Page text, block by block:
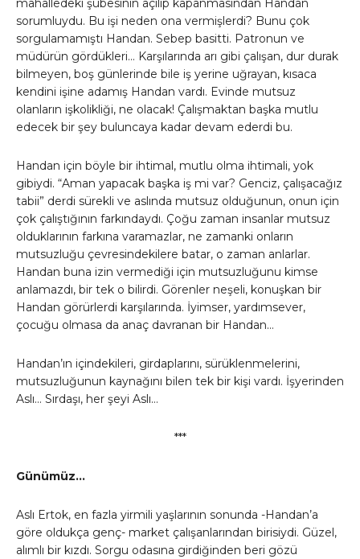
mahalledeki şubesinin açılıp kapanmasından Handan
sorumluydu. Bu işi neden ona vermişlerdi? Bunu çok
sorgulamamıştı Handan. Sebep basitti. Patronun ve
müdürün gördükleri… Karşılarında arı gibi çalışan, dur durak
bilmeyen, boş günlerinde bile iş yerine uğrayan, kısaca
kendini işine adamış Handan vardı. Evinde mutsuz
olanların işkolikliği, ne olacak! Çalışmaktan başka mutlu
edecek bir şey buluncaya kadar devam ederdi bu.
Handan için böyle bir ihtimal, mutlu olma ihtimali, yok
gibiydi. “Aman yapacak başka iş mi var? Genciz, çalışacağız
tabii” derdi sürekli ve aslında mutsuz olduğunun, onun için
çok çalıştığının farkındaydı. Çoğu zaman insanlar mutsuz
olduklarının farkına varamazlar, ne zamanki onların
mutsuzluğu çevresindekilere batar, o zaman anlarlar.
Handan buna izin vermediği için mutsuzluğunu kimse
anlamazdı, bir tek o bilirdi. Görenler neşeli, konuşkan bir
Handan görürlerdi karşılarında. İyimser, yardımsever,
çocuğu olmasa da anaç davranan bir Handan…
Handan’ın içindekileri, girdaplarını, sürüklenmelerini,
mutsuzluğunun kaynağını bilen tek bir kişi vardı. İşyerinden
Aslı… Sırdaşı, her şeyi Aslı…
***
Günümüz…
Aslı Ertok, en fazla yirmili yaşlarının sonunda -Handan’a
göre oldukça genç- market çalışanlarından birisiydi. Güzel,
alımlı bir kızdı. Sorgu odasına girdiğinden beri gözü